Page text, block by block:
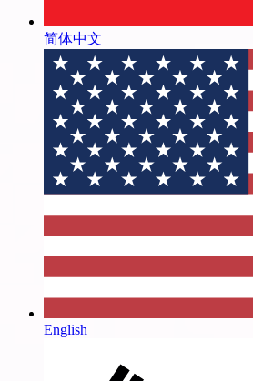
简体中文
English